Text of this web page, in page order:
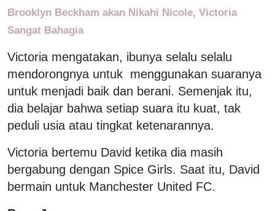
Brooklyn Beckham akan Nikahi Nicole, Victoria
Sangat Bahagia
Victoria mengatakan, ibunya selalu selalu
mendorongnya untuk menggunakan suaranya
untuk menjadi baik dan berani. Semenjak itu,
dia belajar bahwa setiap suara itu kuat, tak
peduli usia atau tingkat ketenarannya.
Victoria bertemu David ketika dia masih
bergabung dengan Spice Girls. Saat itu, David
bermain untuk Manchester United FC.